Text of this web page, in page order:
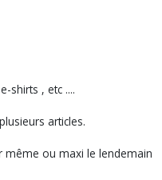
shirts , etc ....
articles.
ou maxi le lendemain